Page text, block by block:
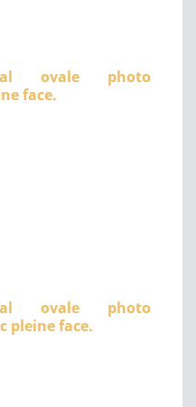
ovale photo
face.
ovale photo
pleine face.